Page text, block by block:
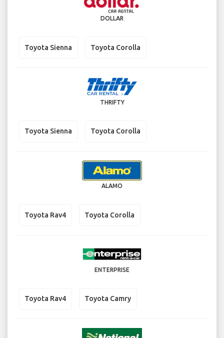
DOLLAR
Toyota Sienna Toyota Corolla
THRIFTY
Toyota Sienna Toyota Corolla
ALAMO
Toyota Rav4 Toyota Corolla
ENTERPRISE
Toyota Rav4 Toyota Camry